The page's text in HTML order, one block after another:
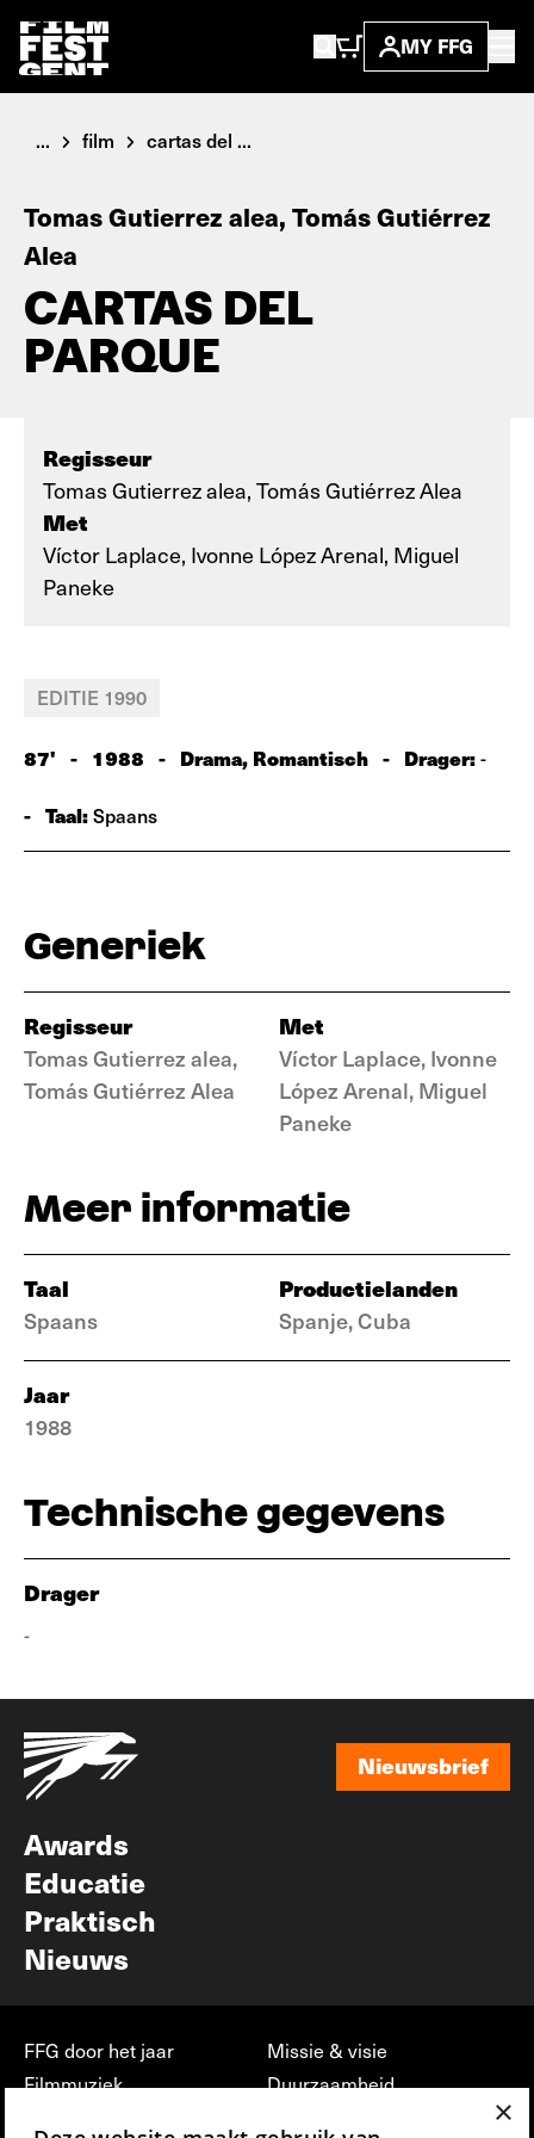
MY FFG
... film cartas del ...
Tomas Gutierrez alea, Tomás Gutiérrez
Alea
CARTAS DEL
PARQUE
Regisseur
Tomas Gutierrez alea, Tomás Gutiérrez Alea
Met
Víctor Laplace, Ivonne López Arenal, Miguel
Paneke
EDITIE 1990
87' - 1988 - Drama, Romantisch - Drager:-
- Taal:Spaans
Generiek
Regisseur
Tomas Gutierrez alea,
Tomás Gutiérrez Alea
Met
Víctor Laplace, Ivonne
López Arenal, Miguel
Paneke
Meer informatie
Taal
Spaans
Productielanden
Spanje, Cuba
Jaar
1988
Technische gegevens
Drager
-
Nieuwsbrief
Awards
Educatie
Praktisch
Nieuws
FFG door het jaar
Filmmuziek
Missie & visie
Duurzaamheid
×